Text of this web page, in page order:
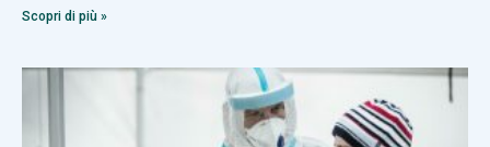
Scopri di più »